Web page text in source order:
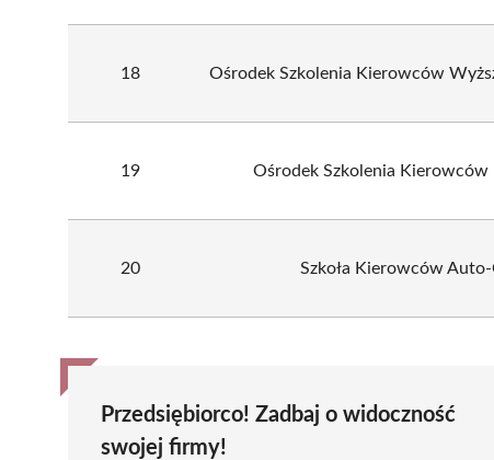
18 Ośrodek Szkolenia Kierowców
19 Ośrodek Szkolenia Kierowców
20 Szkoła Kierowców
Przedsiębiorco! Zadbaj o widoczność
swojej firmy!